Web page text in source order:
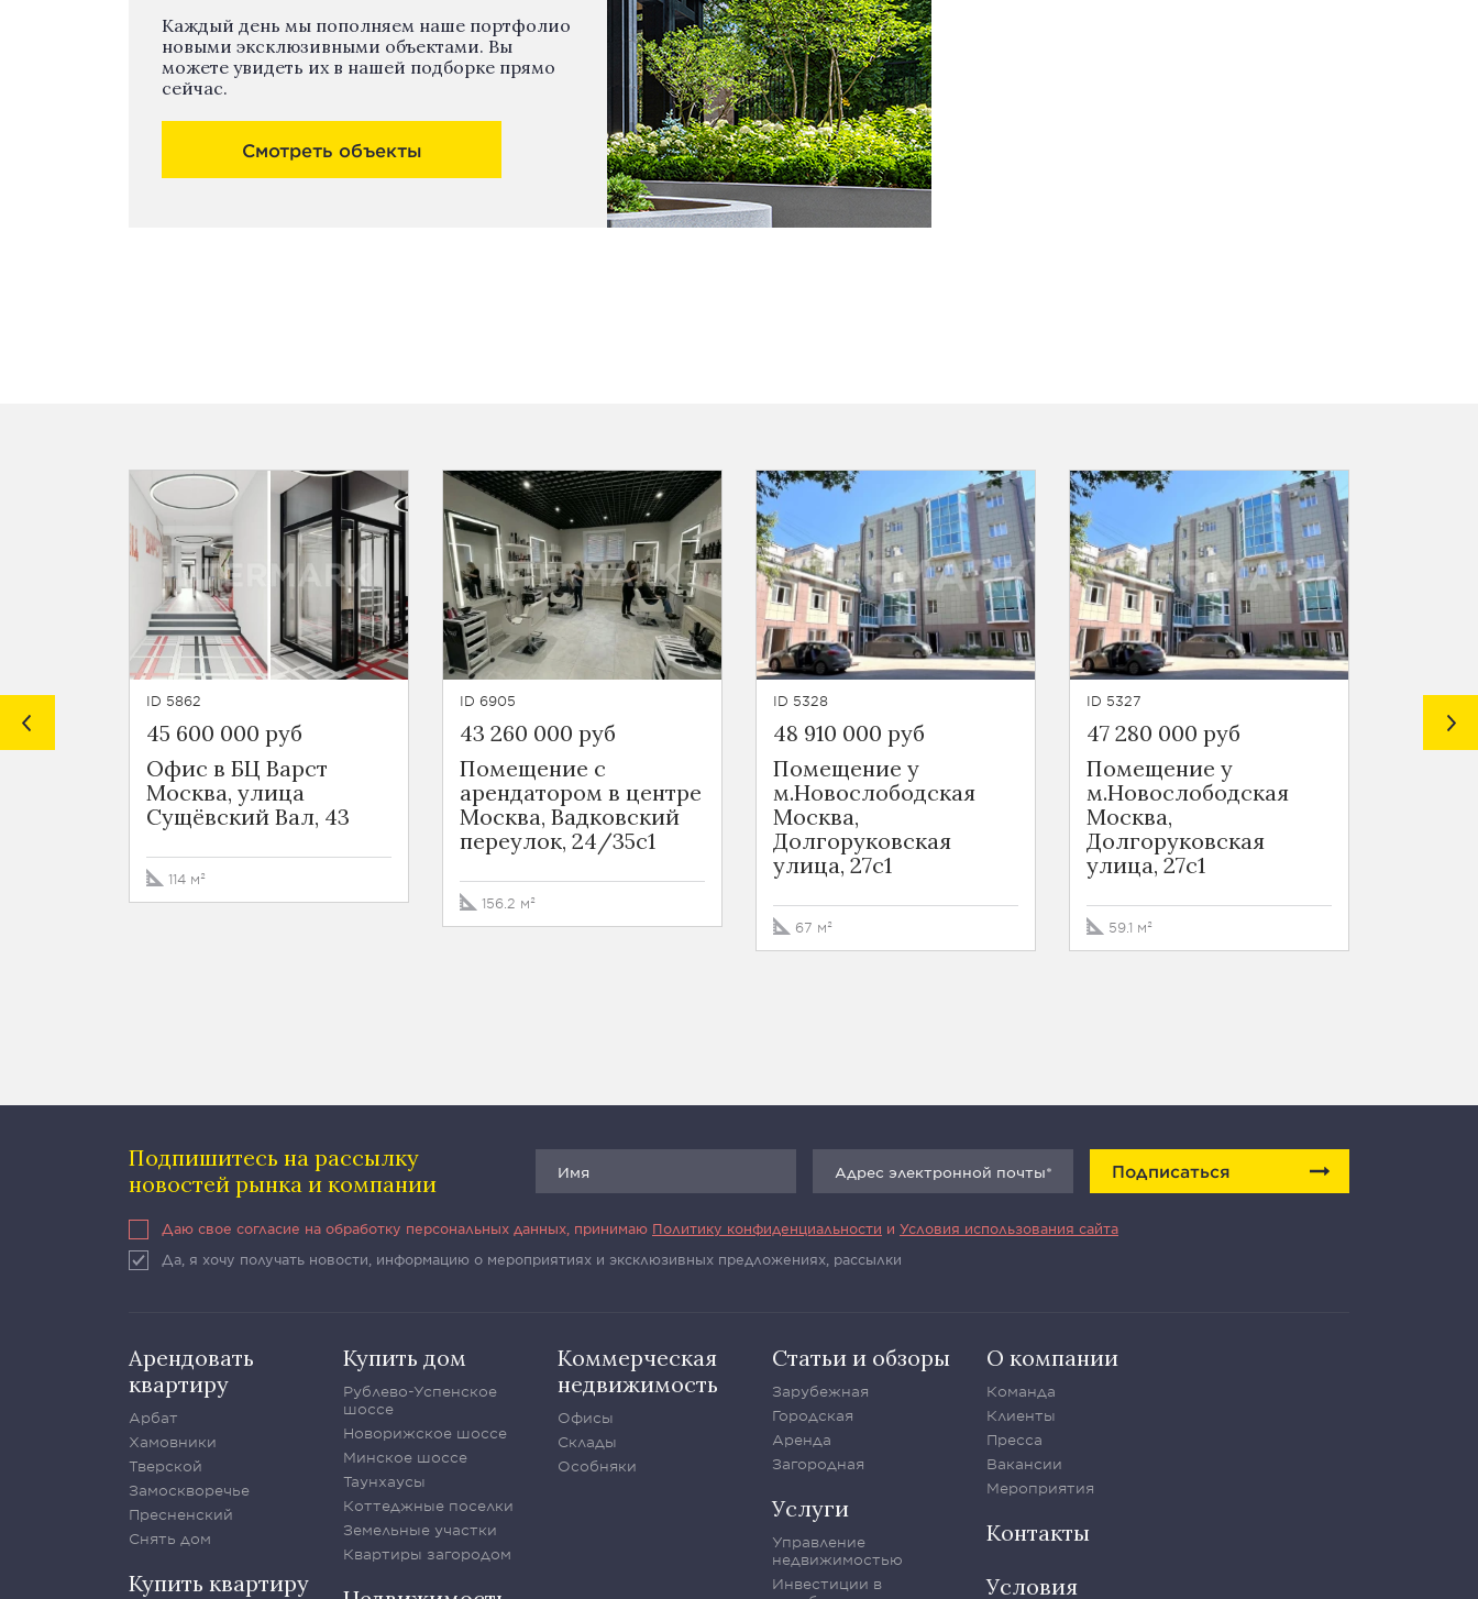
Каждый день мы пополняем наше портфолио
новыми эксклюзивными объектами. Вы
можете увидеть их в нашей подборке прямо
сейчас.
Смотреть объекты
ID 5862
45 600 000 руб
Офис в БЦ Варст
Москва, улица
Сущёвский Вал, 43
114 м²
ID 6905
43 260 000 руб
Помещение с
арендатором в центре
Москва, Вадковский
переулок, 24/35с1
156.2 м²
ID 5328
48 910 000 руб
Помещение у
м.Новослободская
Москва,
Долгоруковская
улица, 27с1
67 м²
ID 5327
47 280 000 руб
Помещение у
м.Новослободская
Москва,
Долгоруковская
улица, 27с1
59.1 м²
ID 5354
45 319
Подпишитесь на рассылку
новостей рынка и компании
Подписаться
Даю свое согласие на обработку персональных данных, принимаю Политику конфиденциальности и Условия использования сайта
Да, я хочу получать новости, информацию о мероприятиях и эксклюзивных предложениях, рассылки
Арендовать
квартиру
Арбат
Хамовники
Тверской
Замоскворечье
Пресненский
Снять дом
Купить квартиру
Купить дом
Рублево-Успенское
шоссе
Новорижское шоссе
Минское шоссе
Таунхаусы
Коттеджные поселки
Земельные участки
Квартиры загородом
Коммерческая
недвижимость
Офисы
Склады
Особняки
Статьи и обзоры
Зарубежная
Городская
Аренда
Загородная
Услуги
Управление
недвижимостью
Инвестиции в
О компании
Команда
Клиенты
Пресса
Вакансии
Мероприятия
Контакты
Условия